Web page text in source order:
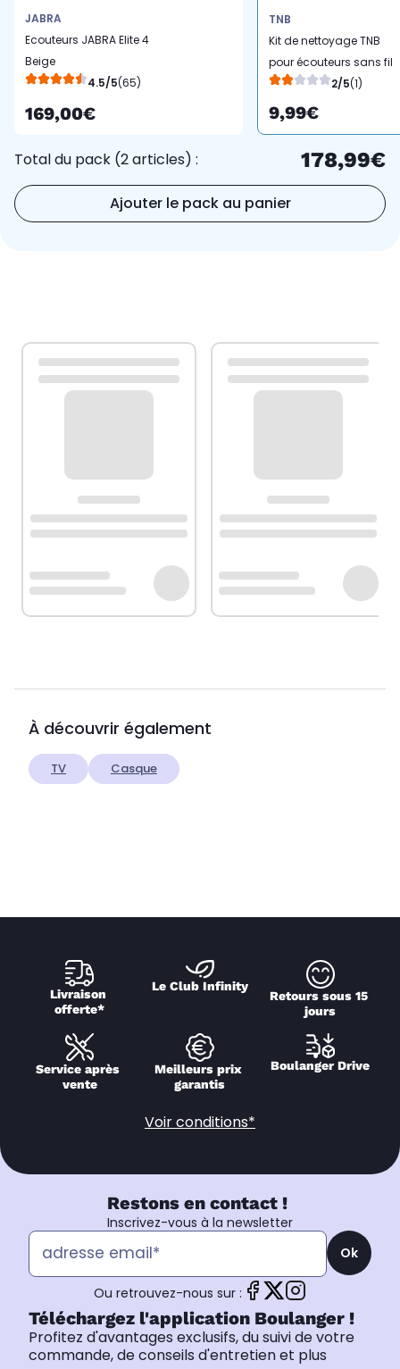
JABRA
Ecouteurs JABRA Elite 4
Beige
4.5/5(65)
169,00€
TNB
Kit de nettoyage TNB
pour écouteurs sans fil
2/5(1)
9,99€
Total du pack (2 articles) : 178,99€
Ajouter le pack au panier
À découvrir également
TV Casque
Livraison
offerte*
Le Club Infinity
Retours sous 15
jours
Service après
vente
Meilleurs prix
garantis
Boulanger Drive
Voir conditions*
Restons en contact !
Inscrivez-vous à la newsletter
Ok
Ou retrouvez-nous sur :
Téléchargez l'application Boulanger !
Profitez d'avantages exclusifs, du suivi de votre
commande, de conseils d'entretien et plus